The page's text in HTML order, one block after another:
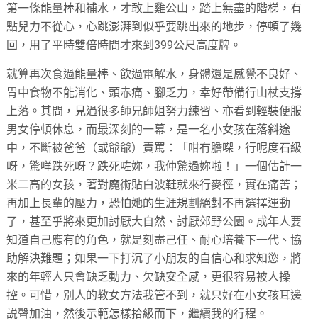
第一條能量棒和補水，才敢上雞公山，踏上無盡的階梯，有
點兒力不從心，心跳澎湃到似乎要跳出來的地步，停頓了幾
回，用了平時雙倍時間才來到399公尺高度牌。
就算再次食過能量棒、飲過電解水，身體還是感覺不良好、
胃中食物不能消化、頭赤痛、腳乏力，幸好帶備行山杖支撐
上落。其間，見過很多師兄師姐努力練習、亦看到輕裝便服
男女停頓休息，而最深刻的一幕，是一名小女孩在落斜途
中，不斷被爸爸（或爺爺）責罵：「咁冇膽㗎，行呢度石級
呀，驚咩跌死呀？跌死咗妳，我仲驚過妳啦！」一個估計一
米二高的女孩，著對魔術貼白波鞋就來行麥徑，實在痛苦；
再加上長輩的壓力，恐怕她的生涯規劃絕對不再選擇運動
了，甚至乎將來更加討厭大自然、討厭郊野公園。成年人要
知道自己應有的角色，就是刻盡己任、耐心培養下一代、協
助解決難題；如果一下打沉了小朋友的自信心和求知慾，將
來的年輕人只會缺乏動力、欠缺安全感，更很容易被人操
控。可惜，別人的教女方法我管不到，就只好在小女孩耳邊
説聲加油，然後示範怎樣拾級而下，繼續我的行程。